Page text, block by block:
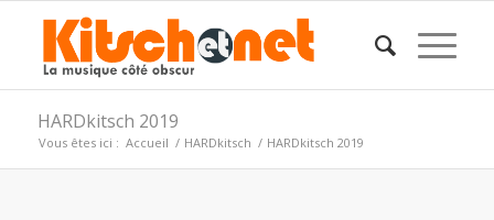
HARDkitsch 2019
Vous êtes ici : Accueil / HARDkitsch / HARDkitsch 2019